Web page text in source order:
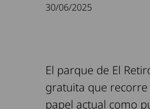
30/06/2025
El parque de El
gratuita que
papel actual como